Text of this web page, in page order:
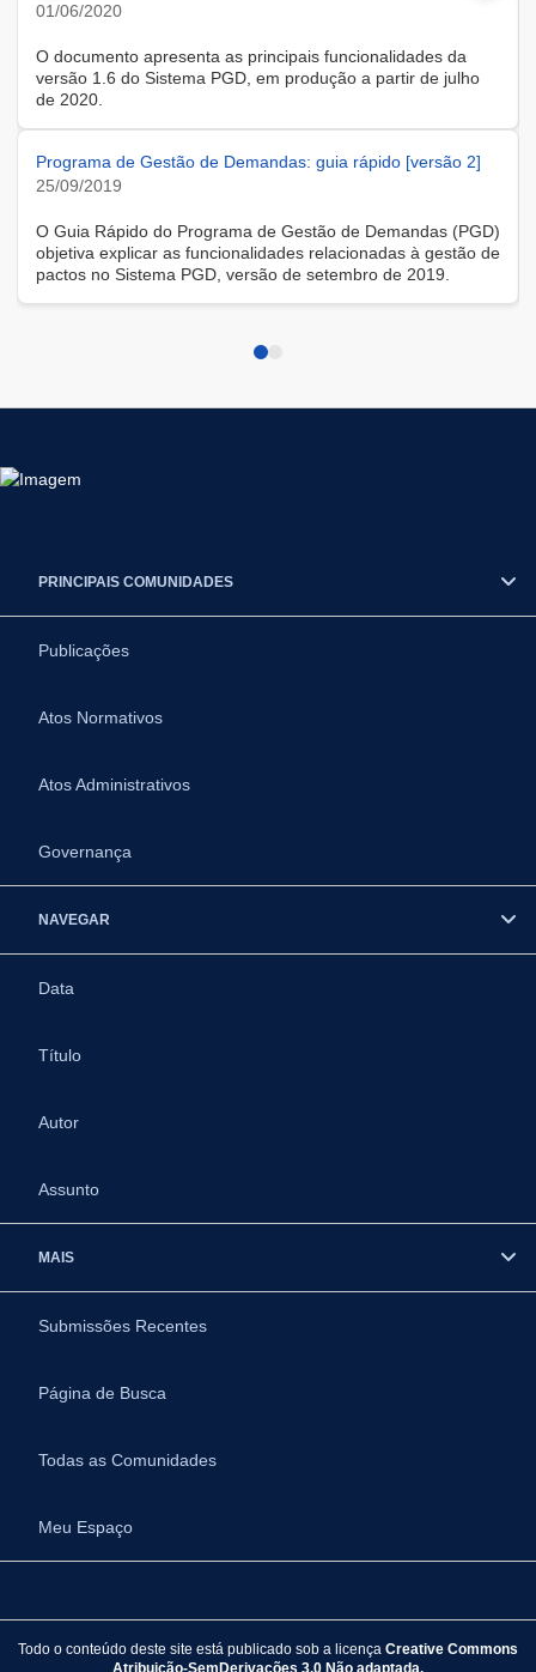
01/06/2020
O documento apresenta as principais funcionalidades da
versão 1.6 do Sistema PGD, em produção a partir de julho
de 2020.
Programa de Gestão de Demandas: guia rápido [versão 2]
25/09/2019
O Guia Rápido do Programa de Gestão de Demandas (PGD)
objetiva explicar as funcionalidades relacionadas à gestão de
pactos no Sistema PGD, versão de setembro de 2019.
PRINCIPAIS COMUNIDADES
Publicações
Atos Normativos
Atos Administrativos
Governança
NAVEGAR
Data
Título
Autor
Assunto
MAIS
Submissões Recentes
Página de Busca
Todas as Comunidades
Meu Espaço
Todo o conteúdo deste site está publicado sob a licença Creative Commons
Atribuição-SemDerivações 3.0 Não adaptada.